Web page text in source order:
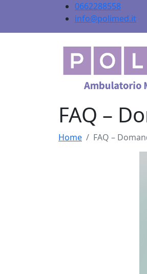
0662288558
info@polimed.it
FAQ –
Home FAQ –